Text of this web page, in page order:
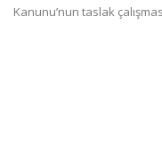
Kanunu’nun taslak